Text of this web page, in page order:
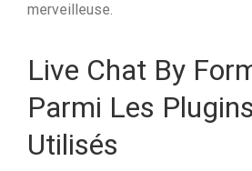
merveilleuse.
Live Chat By
Parmi Les
Utilisés